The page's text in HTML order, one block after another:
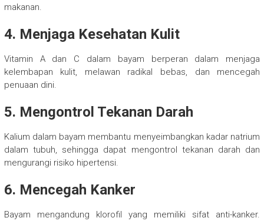
makanan.
4. Menjaga Kesehatan Kulit
Vitamin A dan C dalam bayam berperan dalam menjaga
kelembapan kulit, melawan radikal bebas, dan mencegah
penuaan dini.
5. Mengontrol Tekanan Darah
Kalium dalam bayam membantu menyeimbangkan kadar natrium
dalam tubuh, sehingga dapat mengontrol tekanan darah dan
mengurangi risiko hipertensi.
6. Mencegah Kanker
Bayam mengandung klorofil yang memiliki sifat anti-kanker.